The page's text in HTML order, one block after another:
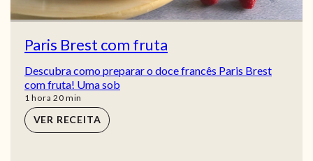
Paris Brest com fruta
Descubra como preparar o doce francês Paris Brest
com fruta! Uma sob
1 hora
hora 20min
min
VER RECEITA